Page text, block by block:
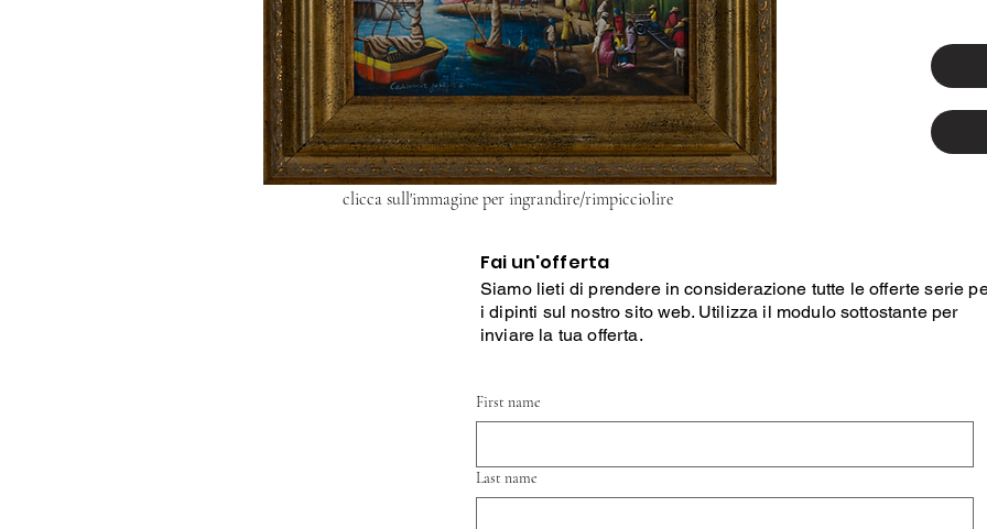
clicca sull'immagine per ingrandire/rimpicciolire
First name
Last name
Fai un'offerta
Siamo lieti di prendere in considerazione tutte le offerte serie
i dipinti sul nostro sito web. Utilizza il modulo sottostante per
inviare la tua offerta.